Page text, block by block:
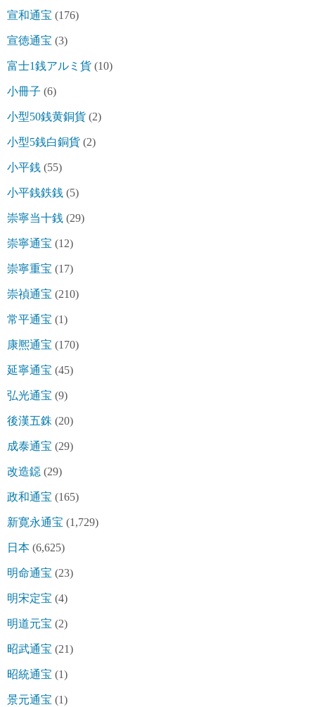
宣和通宝 (176)
宣徳通宝 (3)
富士1銭アルミ貨 (10)
小冊子 (6)
小型50銭黄銅貨 (2)
小型5銭白銅貨 (2)
小平銭 (55)
小平銭鉄銭 (5)
崇寧当十銭 (29)
崇寧通宝 (12)
崇寧重宝 (17)
崇禎通宝 (210)
常平通宝 (1)
康熈通宝 (170)
延寧通宝 (45)
弘光通宝 (9)
後漢五銖 (20)
成泰通宝 (29)
改造鐚 (29)
政和通宝 (165)
新寛永通宝 (1,729)
日本 (6,625)
明命通宝 (23)
明宋定宝 (4)
明道元宝 (2)
昭武通宝 (21)
昭統通宝 (1)
景元通宝 (1)